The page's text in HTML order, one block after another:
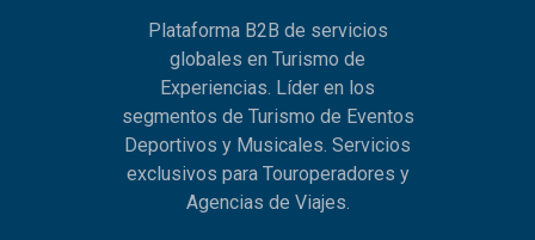
Plataforma B2B de servicios
globales en Turismo de
Experiencias. Líder en los
segmentos de Turismo de Eventos
Deportivos y Musicales. Servicios
exclusivos para Touroperadores y
Agencias de Viajes.